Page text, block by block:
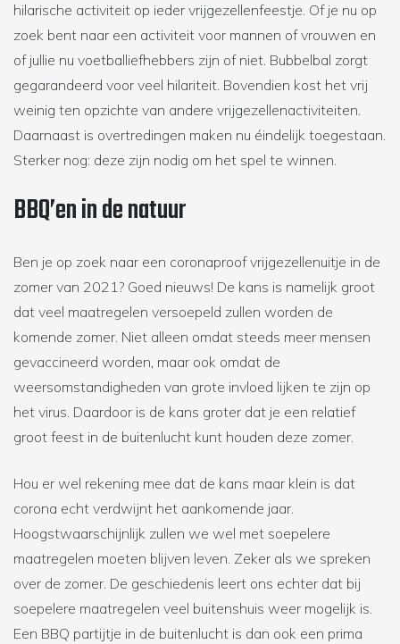
hilarische activiteit op ieder vrijgezellenfeestje. Of je nu op
zoek bent naar een activiteit voor mannen of vrouwen en
of jullie nu voetballiefhebbers zijn of niet. Bubbelbal zorgt
gegarandeerd voor veel hilariteit. Bovendien kost het vrij
weinig ten opzichte van andere vrijgezellenactiviteiten.
Daarnaast is overtredingen maken nu éindelijk toegestaan.
Sterker nog: deze zijn nodig om het spel te winnen.
BBQ’en in de natuur
Ben je op zoek naar een coronaproof vrijgezellenuitje in de
zomer van 2021? Goed nieuws! De kans is namelijk groot
dat veel maatregelen versoepeld zullen worden de
komende zomer. Niet alleen omdat steeds meer mensen
gevaccineerd worden, maar ook omdat de
weersomstandigheden van grote invloed lijken te zijn op
het virus. Daardoor is de kans groter dat je een relatief
groot feest in de buitenlucht kunt houden deze zomer.
Hou er wel rekening mee dat de kans maar klein is dat
corona echt verdwijnt het aankomende jaar.
Hoogstwaarschijnlijk zullen we wel met soepelere
maatregelen moeten blijven leven. Zeker als we spreken
over de zomer. De geschiedenis leert ons echter dat bij
soepelere maatregelen veel buitenshuis weer mogelijk is.
Een BBQ partijtje in de buitenlucht is dan ook een prima